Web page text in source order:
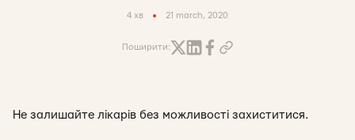
4 хв 21 march, 2020
Поширити:
Не залишайте лікарів без можливості захиститися.